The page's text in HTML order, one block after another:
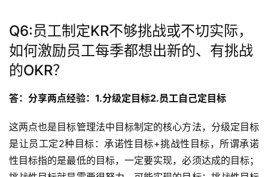
Q6:员工制定KR不够挑战或不切实际，
如何激励员工每季都想出新的、有挑战
的OKR？
答：分享两点经验：1.分级定目标2.员工自己定目标
这两点也是目标管理法中目标制定的核心方法，分级定目标
是让员工定2种目标：承诺性目标+挑战性目标，所谓承诺
性目标指的是最低的目标，一定要实现，必须达成的目标；